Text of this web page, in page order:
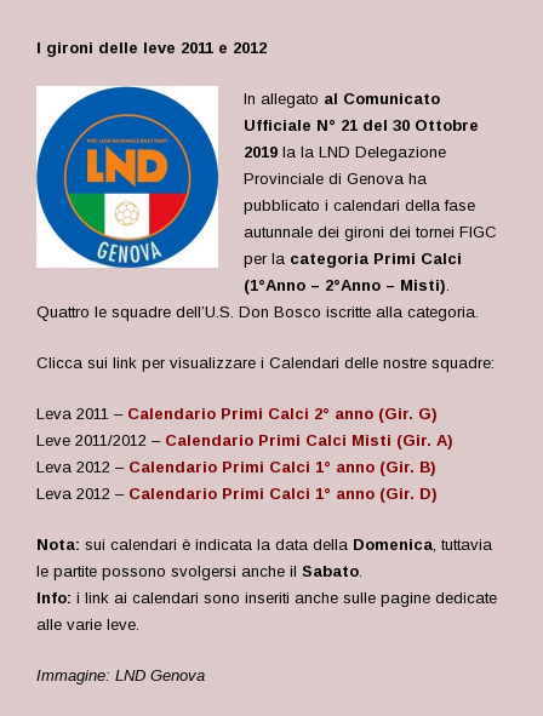
I gironi delle leve 2011 e 2012
In allegato al Comunicato
Ufficiale N° 21 del 30 Ottobre
2019 la la LND Delegazione
Provinciale di Genova ha
pubblicato i calendari della fase
autunnale dei gironi dei tornei FIGC
per la categoria Primi Calci
(1°Anno – 2°Anno – Misti).
Quattro le squadre dell’U.S. Don Bosco iscritte alla categoria.
Clicca sui link per visualizzare i Calendari delle nostre squadre:
Leva 2011 – Calendario Primi Calci 2° anno (Gir. G)
Leve 2011/2012 – Calendario Primi Calci Misti (Gir. A)
Leva 2012 – Calendario Primi Calci 1° anno (Gir. B)
Leva 2012 – Calendario Primi Calci 1° anno (Gir. D)
Nota: sui calendari è indicata la data della Domenica, tuttavia
le partite possono svolgersi anche il Sabato.
Info: i link ai calendari sono inseriti anche sulle pagine dedicate
alle varie leve.
Immagine: LND Genova